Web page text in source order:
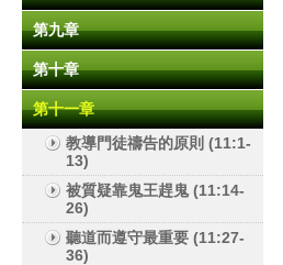
第九章
第十章
第十一章
教導門徒禱告的原則 (11:1-
13)
被質疑靠鬼王趕鬼 (11:14-
26)
聽道而遵守最重要 (11:27-
36)